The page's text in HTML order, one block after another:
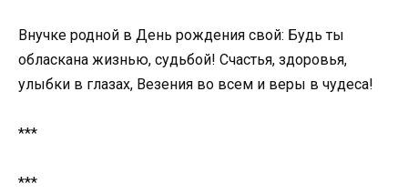
Внучке родной в День рождения свой: Будь ты
обласкана жизнью, судьбой! Счастья, здоровья,
улыбки в глазах, Везения во всем и веры в чудеса!
***
***